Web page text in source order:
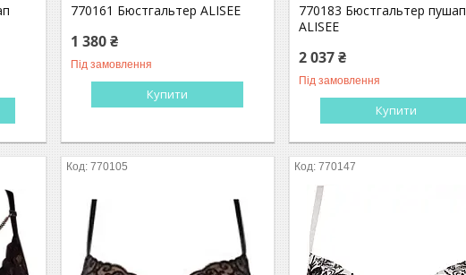
770161 Бюстгальтер ALISEE
1 380 ₴
Під замовлення
Купити
770183 Бюстгальтер пушап
ALISEE
2 037 ₴
Під замовлення
Купити
770105 770147